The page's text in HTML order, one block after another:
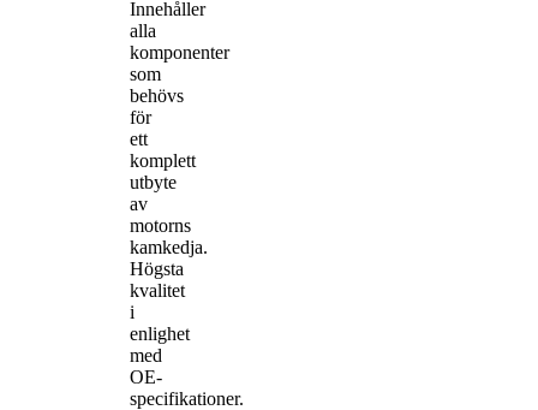
Innehåller
alla
komponenter
som
behövs
för
ett
komplett
utbyte
av
motorns
kamkedja.
Högsta
kvalitet
i
enlighet
med
OE-
specifikationer.